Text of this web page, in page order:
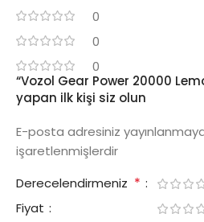
0
0
0
“Vozol Gear Power 20000
yapan ilk kişi siz olun
E-posta adresiniz
işaretlenmişlerdir
Derecelendirmeniz *
Fiyat